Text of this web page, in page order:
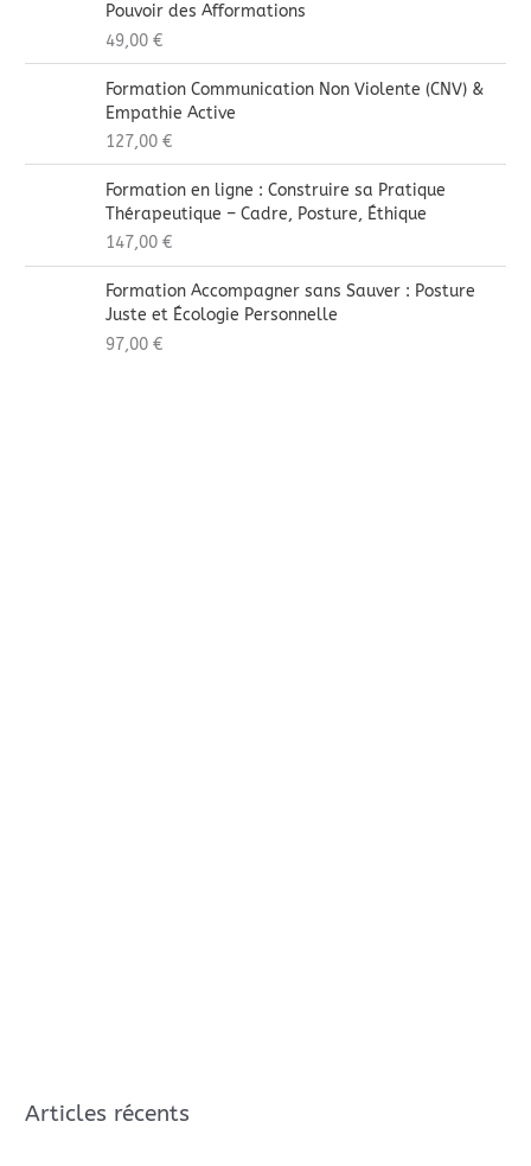
Pouvoir des Afformations
49,00€
Formation Communication Non Violente (CNV) &
Empathie Active
127,00€
Formation en ligne : Construire sa Pratique
Thérapeutique – Cadre, Posture, Éthique
147,00€
Formation Accompagner sans Sauver : Posture
Juste et Écologie Personnelle
97,00€
Articles récents